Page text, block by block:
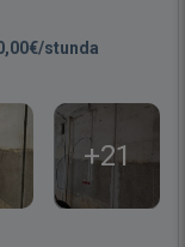
stunda
+21